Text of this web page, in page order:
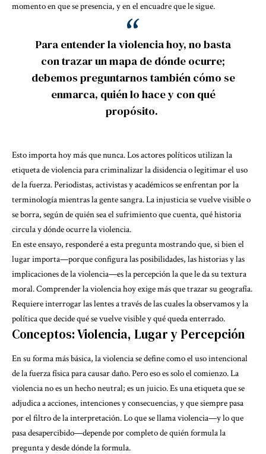
momento en que se presencia, y en el encuadre que le sigue.
Para entender la violencia hoy, no basta
con trazar un mapa de dónde ocurre;
debemos preguntarnos también cómo se
enmarca, quién lo hace y con qué
propósito.
Esto importa hoy más que nunca. Los actores políticos utilizan la
etiqueta de violencia para criminalizar la disidencia o legitimar el uso
de la fuerza. Periodistas, activistas y académicos se enfrentan por la
terminología mientras la gente sangra. La injusticia se vuelve visible o
se borra, según de quién sea el sufrimiento que cuenta, qué historia
circula y dónde ocurre la violencia.
En este ensayo, responderé a esta pregunta mostrando que, si bien el
lugar importa—porque configura las posibilidades, las historias y las
implicaciones de la violencia—es la percepción la que le da su textura
moral. Comprender la violencia hoy exige más que trazar su geografía.
Requiere interrogar las lentes a través de las cuales la observamos y la
política que decide qué se vuelve visible y qué queda enterrado.
Conceptos: Violencia, Lugar y Percepción
En su forma más básica, la violencia se define como el uso intencional
de la fuerza física para causar daño. Pero eso es solo el comienzo. La
violencia no es un hecho neutral; es un juicio. Es una etiqueta que se
adjudica a acciones, intenciones y consecuencias, y que siempre pasa
por el filtro de la interpretación. Lo que se llama violencia—y lo que
pasa desapercibido—depende por completo de quién formula la
pregunta y desde dónde la formula.